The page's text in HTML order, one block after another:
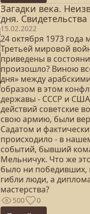
Загадки века.
дня.
15.02.2022
24 октября 1973 года
Третьей мировой
приведены в
произошло? Виною
дня» между
образом в этом
державы - СССР и
действий советские
свою армию, были
Садатом и
происходило - в
событий, бывший
Мельничук. Что же
было ни победивших,
гибли люди, а
мастерства?
500 0